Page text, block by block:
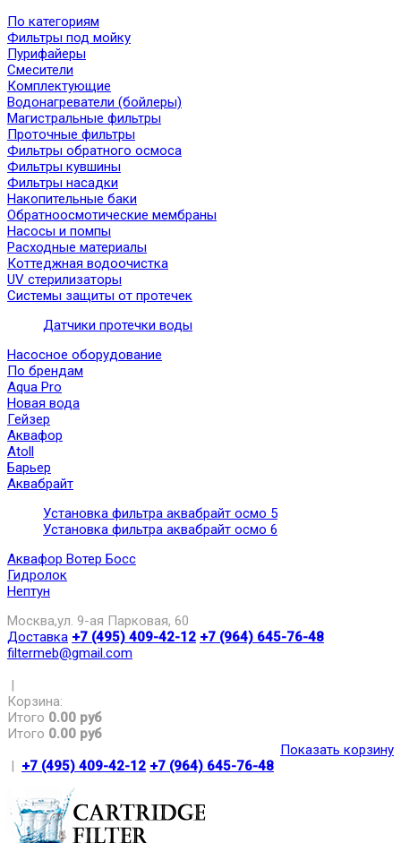
По категориям
Фильтры под мойку
Пурифайеры
Смесители
Комплектующие
Водонагреватели (бойлеры)
Магистральные фильтры
Проточные фильтры
Фильтры обратного осмоса
Фильтры кувшины
Фильтры насадки
Накопительные баки
Обратноосмотические мембраны
Насосы и помпы
Расходные материалы
Коттеджная водоочистка
UV стерилизаторы
Системы защиты от протечек
Датчики протечки воды
Насосное оборудование
По брендам
Aqua Pro
Новая вода
Гейзер
Аквафор
Atoll
Барьер
Аквабрайт
Установка фильтра аквабрайт осмо 5
Установка фильтра аквабрайт осмо 6
Аквафор Вотер Босс
Гидролок
Нептун
Москва,ул. 9-ая Парковая, 60
Доставка +7 (495) 409-42-12 +7 (964) 645-76-48
filtermeb@gmail.com
|
Корзина:
Итого 0.00 руб
Итого 0.00 руб
Показать корзину
| +7 (495) 409-42-12 +7 (964) 645-76-48